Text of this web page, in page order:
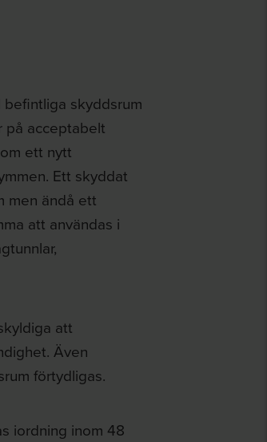
skyddsrum
på acceptabelt
ett nytt
Ett skyddat
men ändå ett
att användas i
att
Även
förtydligas.
iordning inom 48